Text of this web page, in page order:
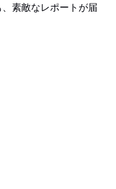
素敵なレポートが届